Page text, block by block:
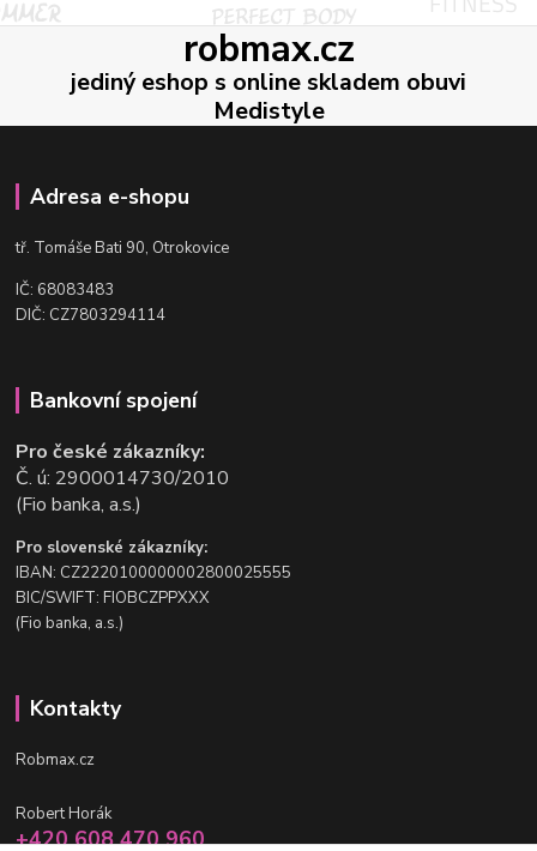
robmax.cz
jediný eshop s online skladem obuvi
Medistyle
Adresa e-shopu
tř. Tomáše Bati 90, Otrokovice
IČ: 68083483
DIČ: CZ7803294114
Bankovní spojení
Pro české zákazníky:
Č. ú: 2900014730/2010
(Fio banka, a.s.)
Pro slovenské zákazníky:
IBAN: CZ2220100000002800025555
BIC/SWIFT: FIOBCZPPXXX
(Fio banka, a.s.)
Kontakty
Robmax.cz
Robert Horák
+420 608 470 960